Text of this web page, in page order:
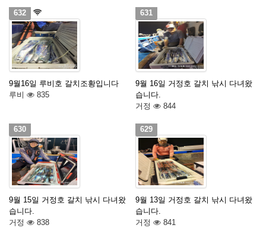
632
9월16일 루비호 갈치조황입니다
루비
835
631
9월 16일 거정호 갈치 낚시 다녀왔
습니다.
거정
844
630
9월 15일 거정호 갈치 낚시 다녀왔
습니다.
거정
838
629
9월 13일 거정호 갈치 낚시 다녀왔
습니다.
거정
841